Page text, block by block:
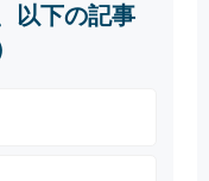
以下の記事